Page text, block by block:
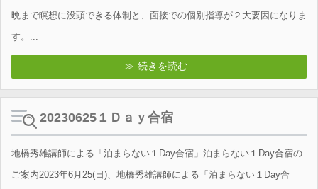
晩まで瞑想に没頭できる体制と、面接での個別指導が２大要因になりま
す。...
続きを読む
20230625１Ｄａｙ合宿
地橋秀雄講師による「泊まらない１Day合宿」泊まらない１Day合宿の
ご案内2023年6月25(日)、地橋秀雄講師による「泊まらない１Day合